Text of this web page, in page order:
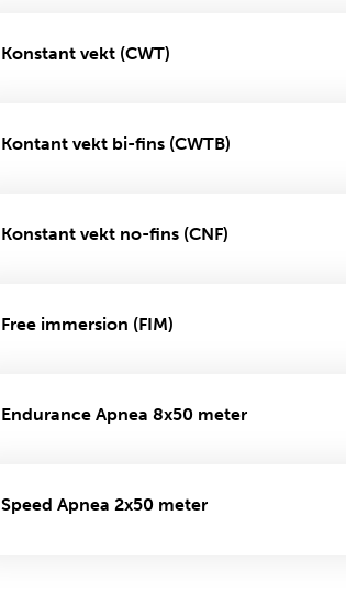
Konstant vekt (CWT)
Kontant vekt bi-fins (CWTB)
Konstant vekt no-fins (CNF)
Free immersion (FIM)
Endurance Apnea 8x50 meter
Speed Apnea 2x50 meter